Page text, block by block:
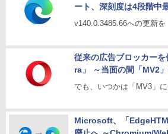
ート、深刻度は4段階中
v140.0.3485.66への更新を
従来の広告ブロッカー
ra」 ～当面の間「MV2
でも、いつかは「MV3」
Microsoft、「